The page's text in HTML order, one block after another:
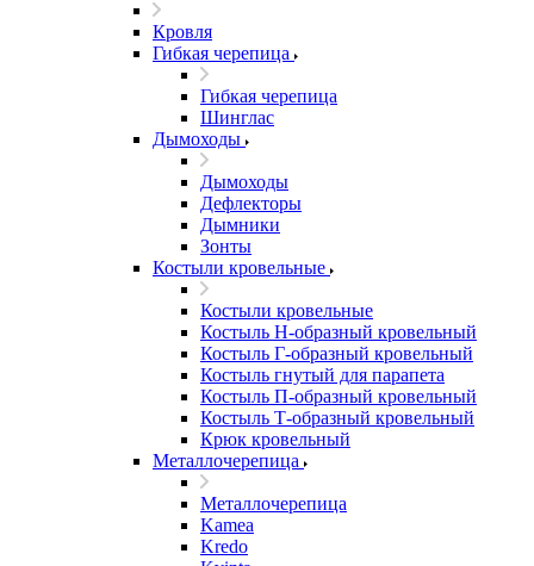
Кровля
Гибкая черепица
Гибкая черепица
Шинглас
Дымоходы
Дымоходы
Дефлекторы
Дымники
Зонты
Костыли кровельные
Костыли кровельные
Костыль H-образный кровельный
Костыль Г-образный кровельный
Костыль гнутый для парапета
Костыль П-образный кровельный
Костыль Т-образный кровельный
Крюк кровельный
Металлочерепица
Металлочерепица
Kamea
Kredo